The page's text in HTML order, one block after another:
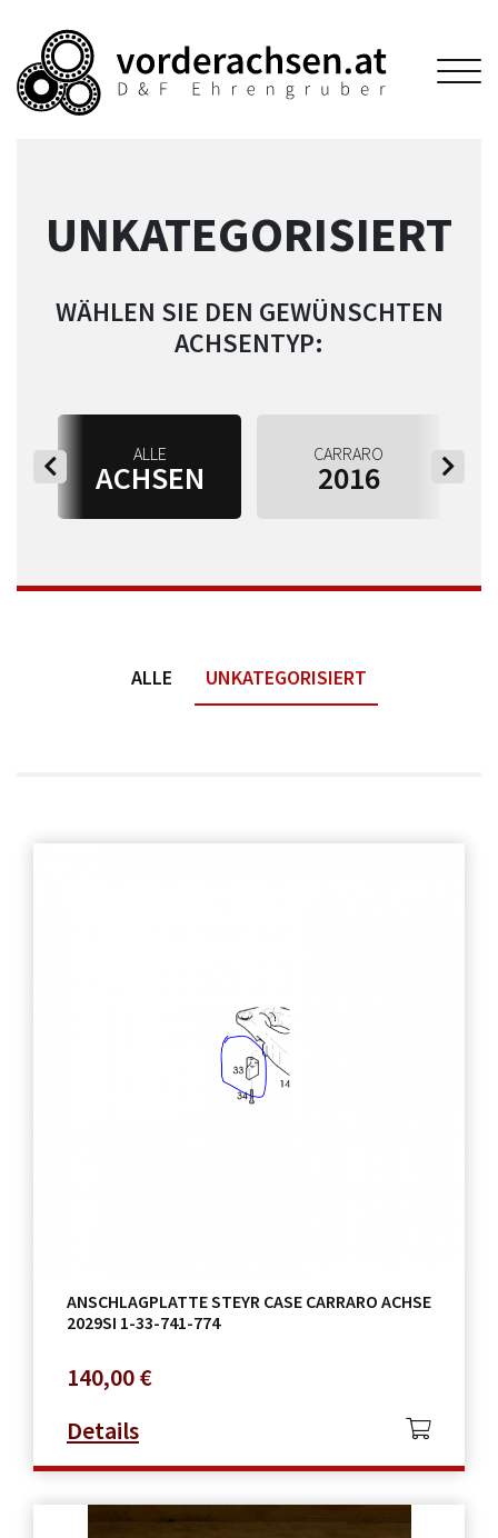
UNKATEGORISIERT
WÄHLEN SIE DEN GEWÜNSCHTEN
ACHSENTYP:
ALLE
ACHSEN
CARRARO
2016
ALLE UNKATEGORISIERT
ANSCHLAGPLATTE STEYR CASE CARRARO ACHSE
2029SI 1-33-741-774
140,00€
Details